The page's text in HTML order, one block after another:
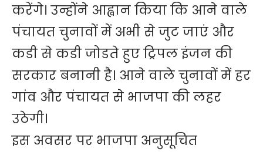
करेंगे। उन्होंने आह्वान किया कि आने वाले
पंचायत चुनावों में अभी से जुट जाएं और
कडी से कडी जोडते हुए ट्रिपल इंजन की
सरकार बनानी है। आने वाले चुनावों में हर
गांव और पंचायत से भाजपा की लहर
उठेगी।
इस अवसर पर भाजपा अनुसूचित